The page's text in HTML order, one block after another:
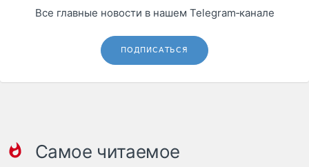
Все главные новости в нашем Telegram‑канале
ПОДПИСАТЬСЯ
Самое читаемое